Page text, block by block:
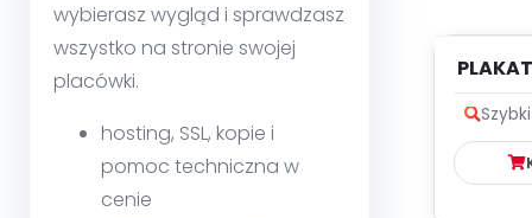
wybierasz wygląd i sprawdzasz
wszystko na stronie swojej
placówki.
hosting, SSL, kopie i
pomoc techniczna w
cenie